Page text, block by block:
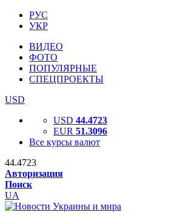
РУС
УКР
ВИДЕО
ФОТО
ПОПУЛЯРНЫЕ
СПЕЦПРОЕКТЫ
USD
USD 44.4723
EUR 51.3096
Все курсы валют
44.4723
Авторизация
Поиск
UA